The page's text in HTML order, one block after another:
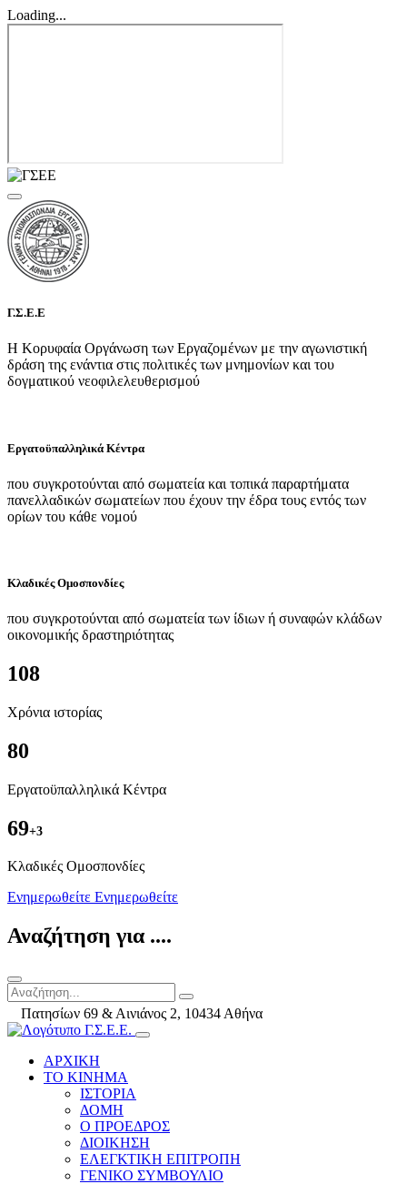
Loading...
Γ.Σ.Ε.Ε
Η Κορυφαία Οργάνωση των Εργαζομένων με την αγωνιστική
δράση της ενάντια στις πολιτικές των μνημονίων και του
δογματικού νεοφιλελευθερισμού
Εργατοϋπαλληλικά Κέντρα
που συγκροτούνται από σωματεία και τοπικά παραρτήματα
πανελλαδικών σωματείων που έχουν την έδρα τους εντός των
ορίων του κάθε νομού
Κλαδικές Ομοσπονδίες
που συγκροτούνται από σωματεία των ίδιων ή συναφών κλάδων
οικονομικής δραστηριότητας
108
Χρόνια ιστορίας
80
Εργατοϋπαλληλικά Κέντρα
69+3
Kλαδικές Ομοσπονδίες
Ενημερωθείτε Ενημερωθείτε
Αναζήτηση για ....
Πατησίων 69 & Αινιάνος 2, 10434 Αθήνα
ΑΡΧΙΚΗ
ΤΟ ΚΙΝΗΜΑ
ΙΣΤΟΡΙΑ
ΔΟΜΗ
Ο ΠΡΟΕΔΡΟΣ
ΔΙΟΙΚΗΣΗ
ΕΛΕΓΚΤΙΚΗ ΕΠΙΤΡΟΠΗ
ΓΕΝΙΚΟ ΣΥΜΒΟΥΛΙΟ